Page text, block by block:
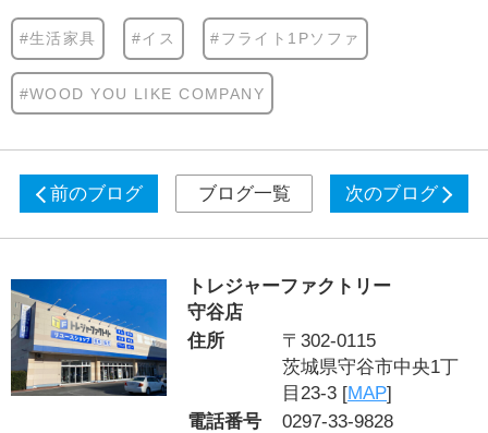
#生活家具 #イス #フライト1Pソファ
#WOOD YOU LIKE COMPANY
前のブログ ブログ一覧 次のブログ
トレジャーファクトリー
守谷店
住所
〒302-0115
茨城県守谷市中央1丁
目23-3 [MAP]
電話番号
0297-33-9828